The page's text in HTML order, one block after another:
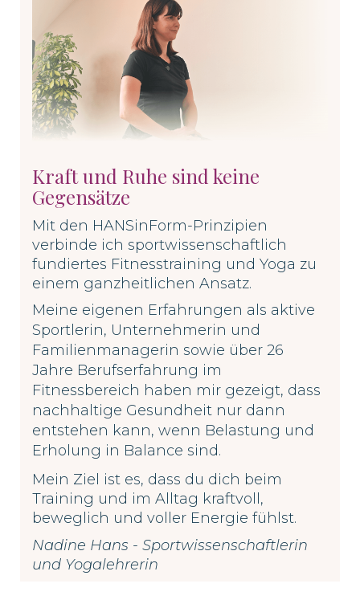
Kraft und Ruhe sind keine
Gegensätze
Mit den HANSinForm-Prinzipien
verbinde ich sportwissenschaftlich
fundiertes Fitnesstraining und Yoga zu
einem ganzheitlichen Ansatz.
Meine eigenen Erfahrungen als aktive
Sportlerin, Unternehmerin und
Familienmanagerin sowie über 26
Jahre Berufserfahrung im
Fitnessbereich haben mir gezeigt, dass
nachhaltige Gesundheit nur dann
entstehen kann, wenn Belastung und
Erholung in Balance sind.
Mein Ziel ist es, dass du dich beim
Training und im Alltag kraftvoll,
beweglich und voller Energie fühlst.
Nadine Hans - Sportwissenschaftlerin
und Yogalehrerin